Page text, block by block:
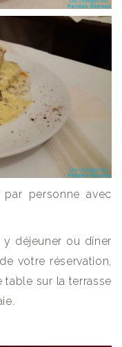
personne avec
y déjeuner ou dîner
votre réservation,
sur la terrasse